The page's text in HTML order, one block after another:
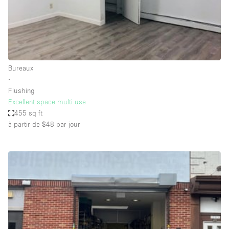
Air conditionné
Animals Friendly
Ascenseur
Bar
Chauffage
Comptoir
Cuisine
Entrée Large
Espace Avec Vue
Espace Brut
Bureaux
∙
Flushing
Excellent space multi use
455 sq ft
à partir de $48 par jour